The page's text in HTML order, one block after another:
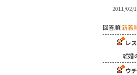
2011/02/
回答順|新着
レ
離婚
ウ